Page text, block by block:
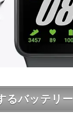
るバッテリー